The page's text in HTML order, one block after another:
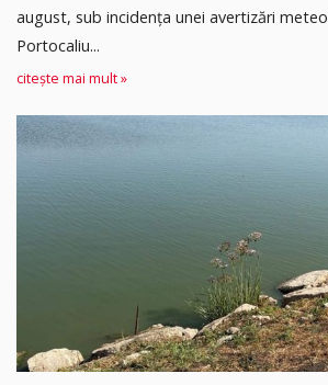
august, sub incidența unei avertizări
Portocaliu...
citește mai mult »